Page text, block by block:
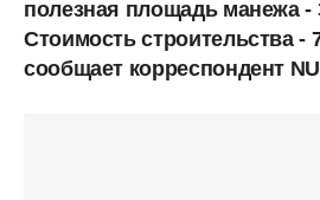
полезная площадь манежа -
Стоимость строительства -
сообщает корреспондент